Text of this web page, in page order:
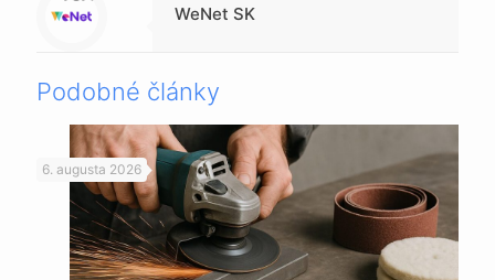
WeNet SK
Podobné články
6. augusta 2026